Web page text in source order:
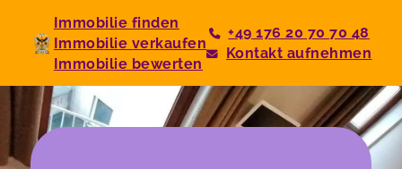
Immobilie finden
Immobilie verkaufen
Immobilie bewerten
+49 176 20 70 70 48
Kontakt aufnehmen